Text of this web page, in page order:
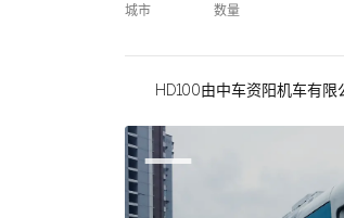
城市 数量
HD100由中车资阳机车有